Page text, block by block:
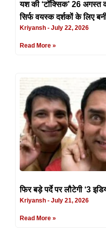
यश की ‘टॉक्सिक’ 26 अगस्त
सिर्फ वयस्क दर्शकों के लिए
Kriyansh July 22, 2026
Read More »
फिर बड़े पर्दे पर लौटेगी ‘3
Kriyansh July 21, 2026
Read More »